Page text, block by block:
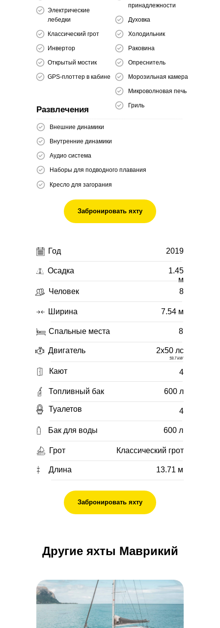
Забронировать яхту
Электрические
лебедки
Классический грот
Развлечения
принадлежности
Духовка
Холодильник
Раковина
Опреснитель
Внешние динамики
Внутренние динамики
Аудио система
Морозильная камера
Наборы для подводного плавания
Кресло для загорания
GPS-плоттер в кабине
Открытый мостик
Инвертор
Гриль
Микроволновая печь
Осадка
1.45
м
Год 2019
Ширина 7.54 м
Двигатель 2x50 лс
59.7 kW
Топливный бак 600 л
Бак для воды 600 л
Грот Классический грот
Длина 13.71 м
Забронировать яхту
Человек 8
Спальные места 8
Туалетов 4
Кают 4
Другие яхты Маврикий